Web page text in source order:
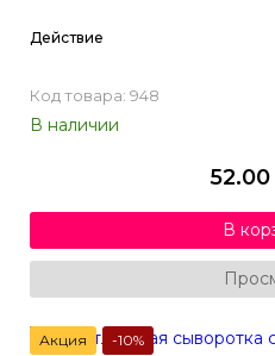
Действие
Код товара: 948
В наличии
52.00
В
Акция -10%